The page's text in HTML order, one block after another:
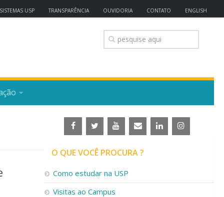
SISTEMAS USP TRANSPARÊNCIA OUVIDORIA CONTATO ENGLISH
O QUE VOCÊ PROCURA ?
Como estudar na USP
Visitas ao Campus